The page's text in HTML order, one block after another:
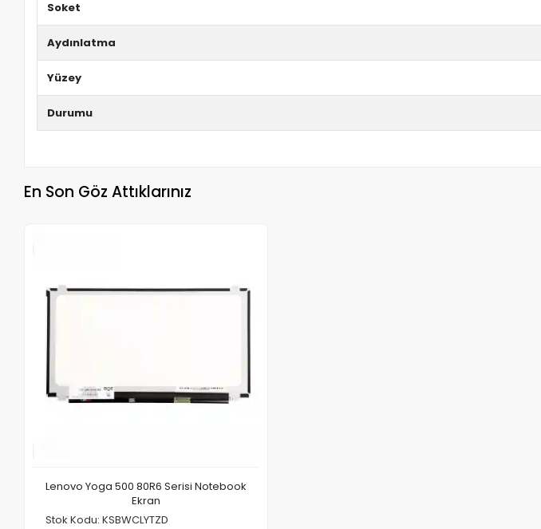
Soket
Aydınlatma
Yüzey
Durumu
En Son Göz Attıklarınız
Lenovo Yoga 500 80R6 Serisi Notebook
Ekran
Stok Kodu: KSBWCLYTZD